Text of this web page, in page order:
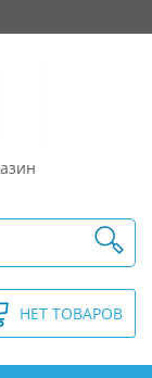
НЕТ ТОВАРОВ